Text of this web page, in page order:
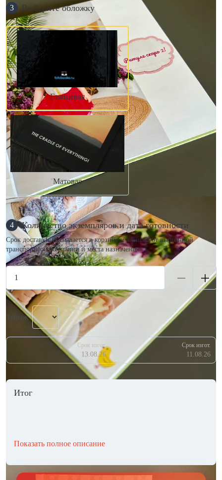
3 Выберите обложку
Глянцевая
Матовая
4 Количество экземпляров и дата готовности
Срок доставки указывается в корзине и зависит от выбранной
транспортной компании и места назначения.
Тираж
Срок изгот.
13.08.26
Срок изгот.
11.08.26
Итог
Показать полное описание